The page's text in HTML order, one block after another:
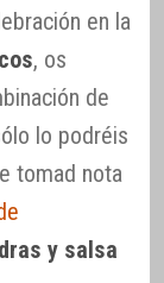
en la
, os
de
lo podréis
tomad nota
y salsa